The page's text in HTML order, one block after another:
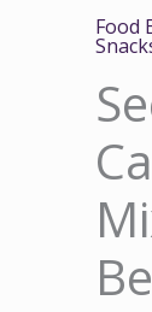
Food
Mix
150g
12
Beutel